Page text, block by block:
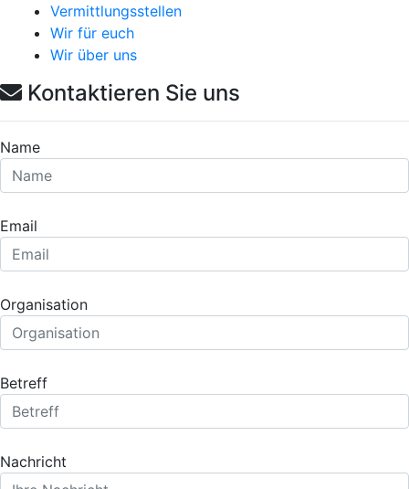
Vermittlungsstellen
Wir für euch
Wir über uns
Kontaktieren Sie uns
Name
Email
Organisation
Betreff
Nachricht